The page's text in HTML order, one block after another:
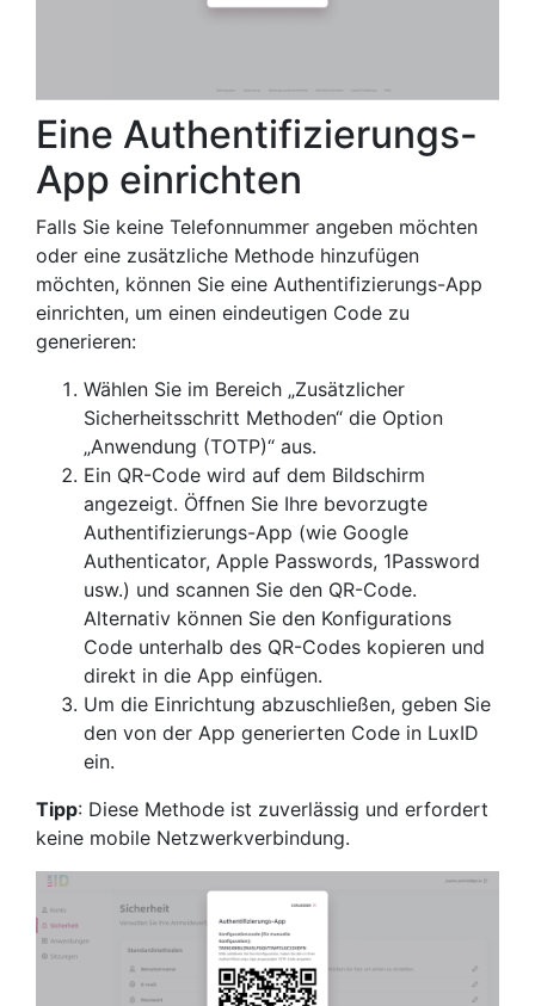
Eine Authentifizierungs-
App einrichten
Falls Sie keine Telefonnummer angeben möchten
oder eine zusätzliche Methode hinzufügen
möchten, können Sie eine Authentifizierungs-App
einrichten, um einen eindeutigen Code zu
generieren:
Wählen Sie im Bereich „Zusätzlicher
Sicherheitsschritt Methoden“ die Option
„Anwendung (TOTP)“ aus.
Ein QR-Code wird auf dem Bildschirm
angezeigt. Öffnen Sie Ihre bevorzugte
Authentifizierungs-App (wie Google
Authenticator, Apple Passwords, 1Password
usw.) und scannen Sie den QR-Code.
Alternativ können Sie den Konfigurations
Code unterhalb des QR-Codes kopieren und
direkt in die App einfügen.
Um die Einrichtung abzuschließen, geben Sie
den von der App generierten Code in LuxID
ein.
Tipp: Diese Methode ist zuverlässig und erfordert
keine mobile Netzwerkverbindung.